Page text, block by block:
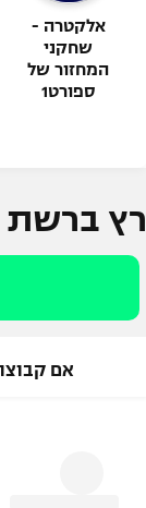
אלקטרה -
שחקני
המחזור של
ספורט1
רץ ברשת
אם